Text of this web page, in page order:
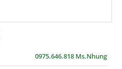
0975.646.818 Ms.Nhung